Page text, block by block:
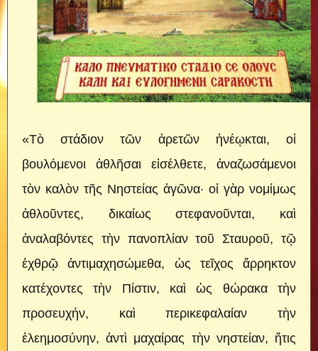
«Τὸ στάδιον τῶν ἀρετῶν ἠνέῳκται, οἱ
βουλόμενοι ἀθλῆσαι εἰσέλθετε, ἀναζωσάμενοι
τὸν καλὸν τῆς Νηστείας ἀγῶνα· οἱ γὰρ νομίμως
ἀθλοῦντες, δικαίως στεφανοῦνται, καὶ
ἀναλαβόντες τὴν πανοπλίαν τοῦ Σταυροῦ, τῷ
ἐχθρῷ ἀντιμαχησώμεθα, ὡς τεῖχος ἄρρηκτον
κατέχοντες τὴν Πίστιν, καὶ ὡς θώρακα τὴν
προσευχήν, καὶ περικεφαλαίαν τὴν
ἐλεημοσύνην, ἀντὶ μαχαίρας τὴν νηστείαν, ἥτις